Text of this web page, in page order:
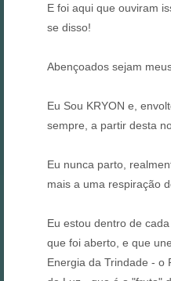
E foi aqui que ouviram
se disso!
Abençoados sejam
Eu Sou KRYON e,
sempre, a partir desta
Eu nunca parto,
mais a uma respiração
Eu estou dentro de
que foi aberto, e que
Energia da Trindade - o